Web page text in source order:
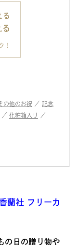
の他のお祝 ／ 記念
／ 化粧箱入り
／
蘭社 フリーカ
の日の贈り物や